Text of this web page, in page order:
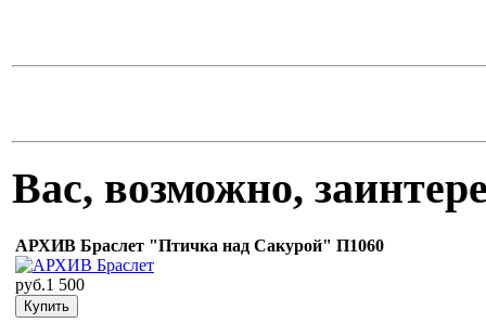
Вас, возможно,
АРХИВ Браслет "Птичка над Сакурой" П1060
руб.1 500